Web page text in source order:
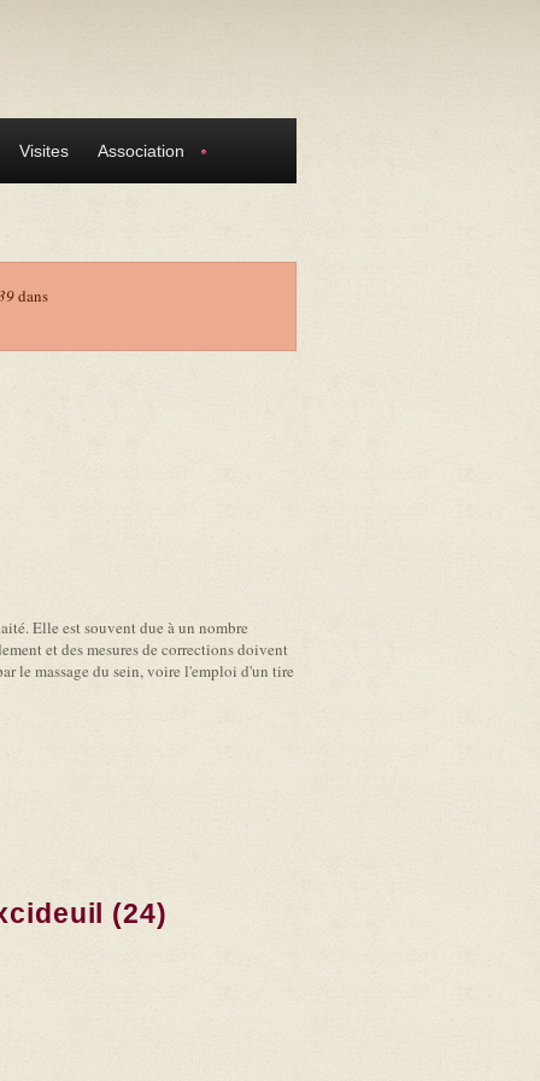
Visites Association
dans
Elle est souvent due à un nombre
et des mesures de corrections doivent
le massage du sein, voire l'emploi d'un tire
(24)